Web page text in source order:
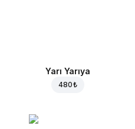
Yarı Yarıya
480 ₺